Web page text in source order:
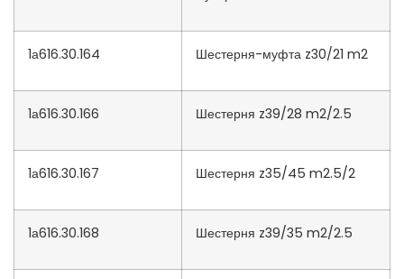
1а616.30.164 Шестерня-муфта z30/21 m2
1а616.30.166 Шестерня z39/28 m2/2.5
1а616.30.167 Шестерня z35/45 m2.5/2
1а616.30.168 Шестерня z39/35 m2/2.5